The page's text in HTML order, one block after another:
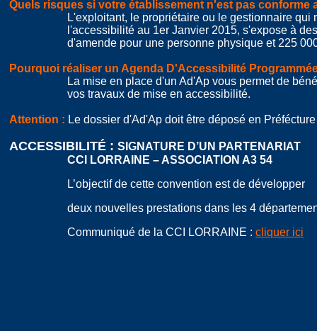
Quels risques si votre établissement n'est pas conforme
L'exploitant, le propriétaire ou le gestionnaire
l'accessibilité au 1er Janvier 2015, s'expose à
d'amende pour une personne physique et 225
Pourquoi réaliser un Agenda D'Accessibilité
La mise en place d'un Ad'Ap vous permet de
vos travaux de mise en accessibilité.
Attention : Le dossier d'Ad'Ap doit être déposé en
ACCESSIBILITÉ : SIGNATURE D’UN PARTENARIAT
CCI LORRAINE – ASSOCIATION A3 54
L’objectif de cette convention est de développer
deux nouvelles prestations dans les 4
Communiqué de la CCI LORRAINE : cliquer ici